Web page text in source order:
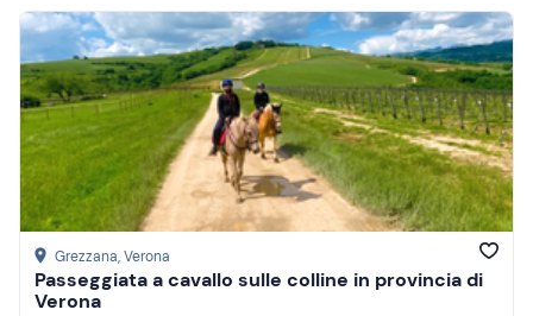
Grezzana, Verona
Passeggiata a cavallo sulle colline in provincia di
Verona